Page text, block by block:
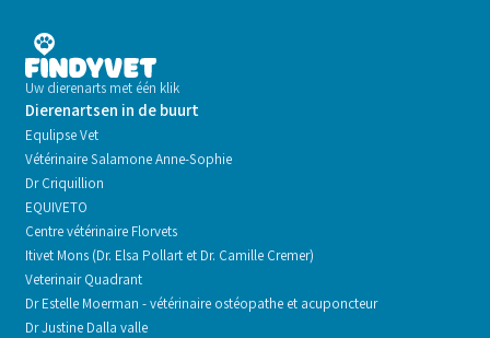
Uw dierenarts met één klik
Dierenartsen in de buurt
Equlipse Vet
Vétérinaire Salamone Anne-Sophie
Dr Criquillion
EQUIVETO
Centre vétérinaire Florvets
Itivet Mons (Dr. Elsa Pollart et Dr. Camille Cremer)
Veterinair Quadrant
Dr Estelle Moerman - vétérinaire ostéopathe et acuponcteur
Dr Justine Dalla valle